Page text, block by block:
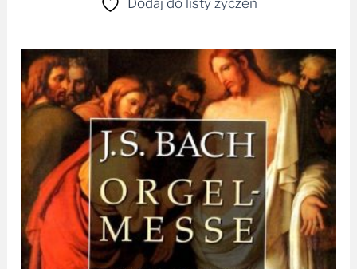
Dodaj do listy życzeń